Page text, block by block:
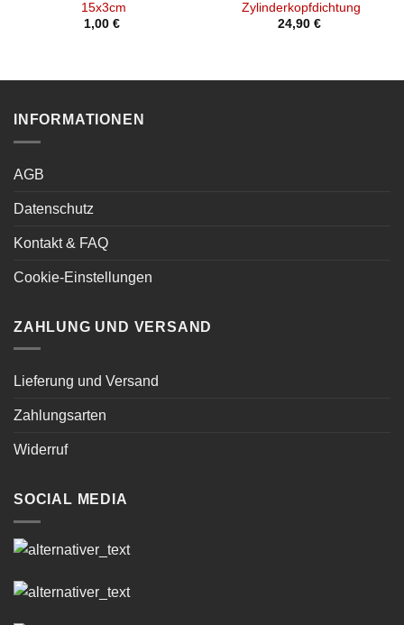
15x3cm
1,00 €
Zylinderkopfdichtung
24,90 €
INFORMATIONEN
AGB
Datenschutz
Kontakt & FAQ
Cookie-Einstellungen
ZAHLUNG UND VERSAND
Lieferung und Versand
Zahlungsarten
Widerruf
SOCIAL MEDIA